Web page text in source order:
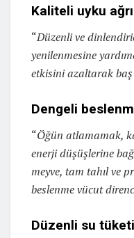
Kaliteli uyku ağrı
“Düzenli ve
yenilenmesine
etkisini azaltarak baş
Dengeli
“Öğün atlamamak,
enerji düşüşlerine
meyve, tam tahıl ve
beslenme vücut
Düzenli su